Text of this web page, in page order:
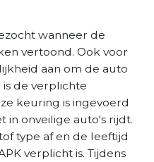
wanneer de
vertoond. Ook voor
aan om de auto
de verplichte
keuring is ingevoerd
in onveilige auto's rijdt.
type af en de leeftijd
verplicht is. Tijdens